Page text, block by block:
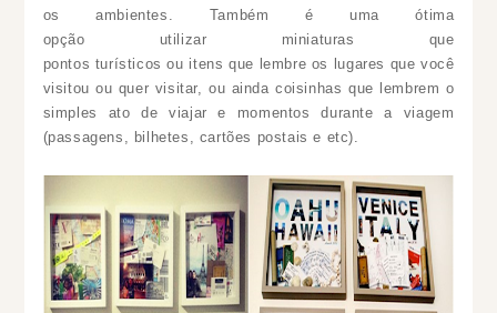
os ambientes. Também é uma ótima
opção utilizar miniaturas que
pontos turísticos ou itens que lembre os lugares que você
visitou ou quer visitar, ou ainda coisinhas que lembrem o
simples ato de viajar e momentos durante a viagem
(passagens, bilhetes, cartões postais e etc).